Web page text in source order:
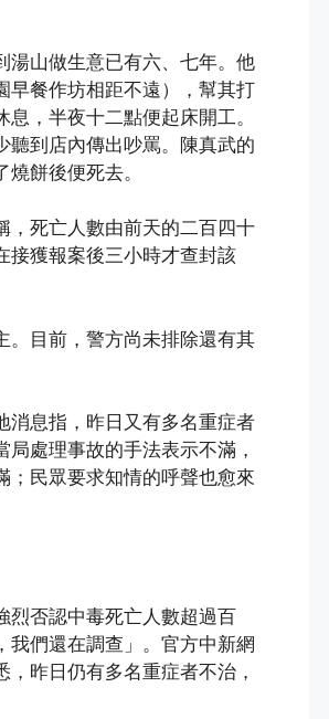
湯山做生意已有六、七年。他
早餐作坊相距不遠），幫其打
，半夜十二點便起床開工。
聽到店內傳出吵罵。陳真武的
餅後便死去。
，死亡人數由前天的二百四十
接獲報案後三小時才查封該
。目前，警方尚未排除還有其
消息指，昨日又有多名重症者
處理事故的手法表示不滿，
；民眾要求知情的呼聲也愈來
烈否認中毒死亡人數超過百
我們還在調查」。官方中新網
昨日仍有多名重症者不治，